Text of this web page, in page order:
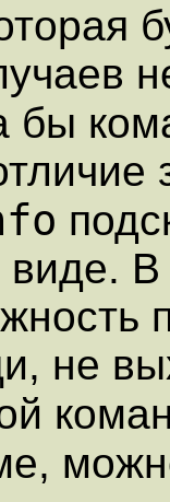
бы
виде.
не